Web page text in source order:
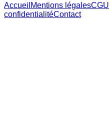
Accueil Mentions légalesCGU
confidentialitéContact